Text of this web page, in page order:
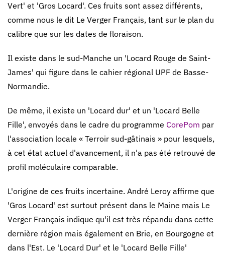
Vert' et 'Gros Locard'. Ces fruits sont assez différents,
comme nous le dit Le Verger Français, tant sur le plan du
calibre que sur les dates de floraison.
Il existe dans le sud-Manche un 'Locard Rouge de Saint-
James' qui figure dans le cahier régional UPF de Basse-
Normandie.
De même, il existe un 'Locard dur' et un 'Locard Belle
Fille', envoyés dans le cadre du programme CorePom par
l'association locale « Terroir sud-gâtinais » pour lesquels,
à cet état actuel d'avancement, il n'a pas été retrouvé de
profil moléculaire comparable.
L'origine de ces fruits incertaine. André Leroy affirme que
'Gros Locard' est surtout présent dans le Maine mais Le
Verger Français indique qu'il est très répandu dans cette
dernière région mais également en Brie, en Bourgogne et
dans l'Est. Le 'Locard Dur' et le 'Locard Belle Fille'